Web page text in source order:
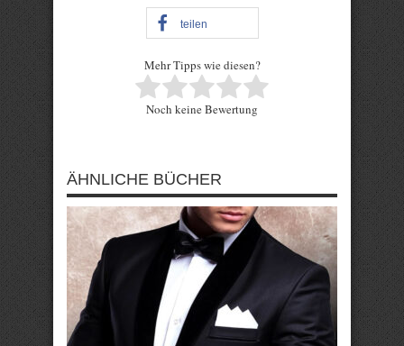
teilen
Mehr Tipps wie diesen?
Rate this item:
Noch keine Bewertung
ÄHNLICHE BÜCHER